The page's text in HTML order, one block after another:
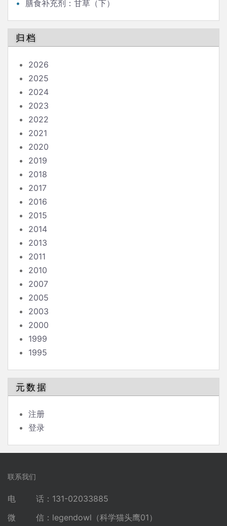
膳食补充剂：甘草（下）
归档
2026
2025
2024
2023
2022
2021
2020
2019
2018
2017
2016
2015
2014
2013
2011
2010
2007
2005
2003
2000
1999
1995
元数据
注册
登录
联系我们
电 话：131-02033885
微 信：legendowl（科学猫头鹰01）